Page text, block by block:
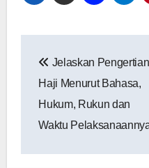
navigation
Jelaskan Pengertian
Haji Menurut Bahasa,
Hukum, Rukun dan
Waktu